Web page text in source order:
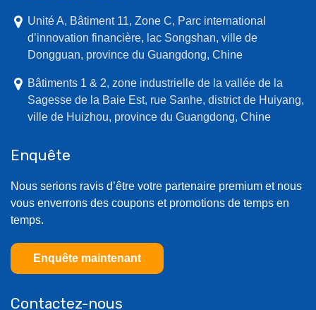
Unité A, Bâtiment 11, Zone C, Parc international
d’innovation financière, lac Songshan, ville de
Dongguan, province du Guangdong, Chine
Bâtiments 1 & 2, zone industrielle de la vallée de la
Sagesse de la Baie Est, rue Sanhe, district de Huiyang,
ville de Huizhou, province du Guangdong, Chine
Enquête
Nous serions ravis d’être votre partenaire premium et nous
vous enverrons des coupons et promotions de temps en
temps.
Enquête maintenant
Contactez-nous